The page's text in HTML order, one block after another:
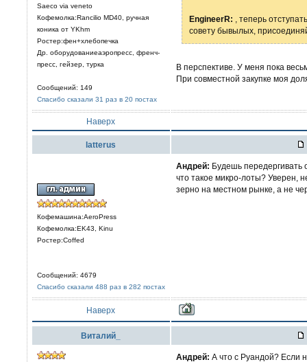
Saeco via veneto
Кофемолка:Rancilio MD40, ручная
коника от YKhm
Ростер:фен+хлебопечка
Др. оборудованиеаэропресс, френч-
пресс, гейзер, турка
Сообщений: 149
Спасибо сказали 31 раз в 20 постах
EngineerR: , теперь
совету бывылых,
В перспективе. У меня пока
При совместной закупке моя
Наверх
latterus
Кофемашина:AeroPress
Кофемолка:EK43, Kinu
Ростер:Coffed
Сообщений: 4679
Спасибо сказали 488 раз в 282 постах
Aндрей: Будешь
что такое микро-лоты? Уверен,
зерно на местном рынке, а не
Наверх
Виталий_
Aндрей: А что с Руандой? Если